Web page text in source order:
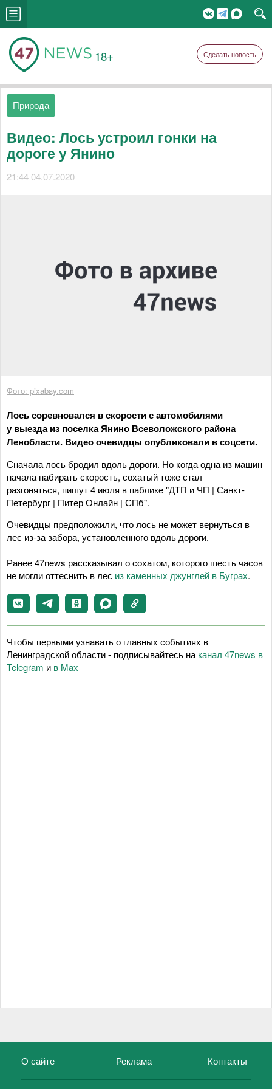
18+ Сделать новость
Природа
Видео: Лось устроил гонки на
дороге у Янино
21:44 04.07.2020
Фото: pixabay.com
Лось соревновался в скорости с автомобилями
у выезда из поселка Янино Всеволожского района
Ленобласти. Видео очевидцы опубликовали в соцсети.
Сначала лось бродил вдоль дороги. Но когда одна из машин
начала набирать скорость, сохатый тоже стал
разгоняться, пишут 4 июля в паблике "ДТП и ЧП | Санкт-
Петербург | Питер Онлайн | СПб".
Очевидцы предположили, что лось не может вернуться в
лес из-за забора, установленного вдоль дороги.
Ранее 47news рассказывал о сохатом, которого шесть часов
не могли оттеснить в лес из каменных джунглей в Буграх.
Чтобы первыми узнавать о главных событиях в
Ленинградской области - подписывайтесь на канал 47news в
Telegram и в Maх
О сайте Реклама Контакты